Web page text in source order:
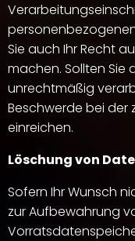
Sie auch Ihr Recht
machen. Sollten Sie
unrechtmäßig
Beschwerde bei
einreichen.
Löschung von
Sofern Ihr Wunsch
zur Aufbewahrung